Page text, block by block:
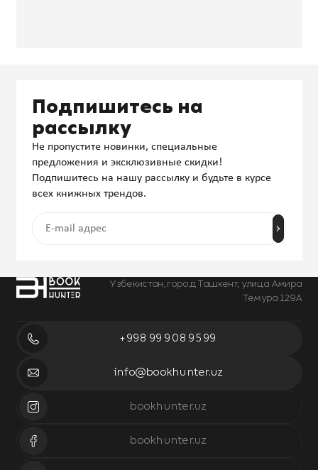
Узбекистан, город Ташкент, улица Амира
Темура 129А
+998 99 908 95 99
info@bookhunter.uz
bookhunter.uz
bookhunter.uz
Подпишитесь на
рассылку
Не пропустите новинки, специальные
предложения и эксклюзивные скидки!
Подпишитесь на нашу рассылку и будьте в курсе
всех книжных трендов.